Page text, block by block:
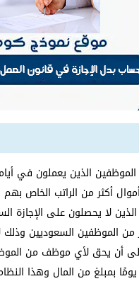
الذين يعملون في
أكثر من الراتب الخاص بهم
لا يحصلون على الإجازة
من الموظفين السعوديين
أن يحق لأي موظف من
بمبلغ من المال وهذا